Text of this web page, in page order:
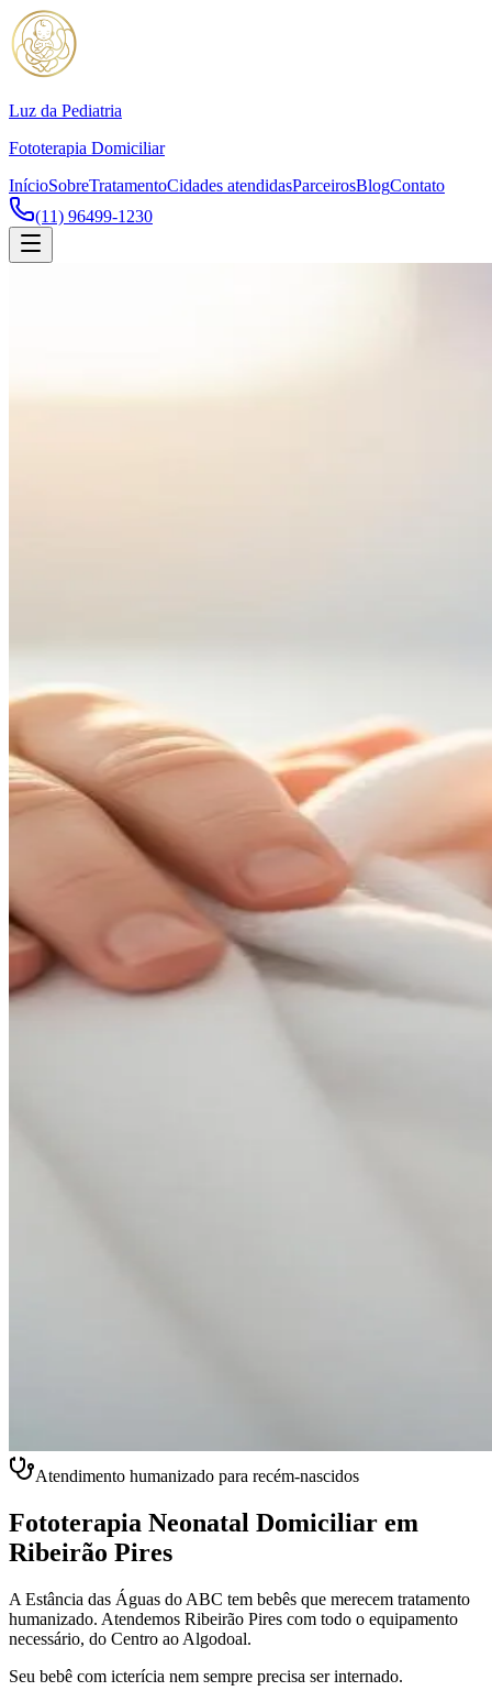
Luz da Pediatria
Fototerapia Domiciliar
InícioSobreTratamentoCidades atendidasParceirosBlogContato
(11) 96499-1230
Atendimento humanizado para recém-nascidos
Fototerapia Neonatal Domiciliar em
Ribeirão Pires
A Estância das Águas do ABC tem bebês que merecem tratamento
humanizado. Atendemos Ribeirão Pires com todo o equipamento
necessário, do Centro ao Algodoal.
Seu bebê com icterícia nem sempre precisa ser internado.